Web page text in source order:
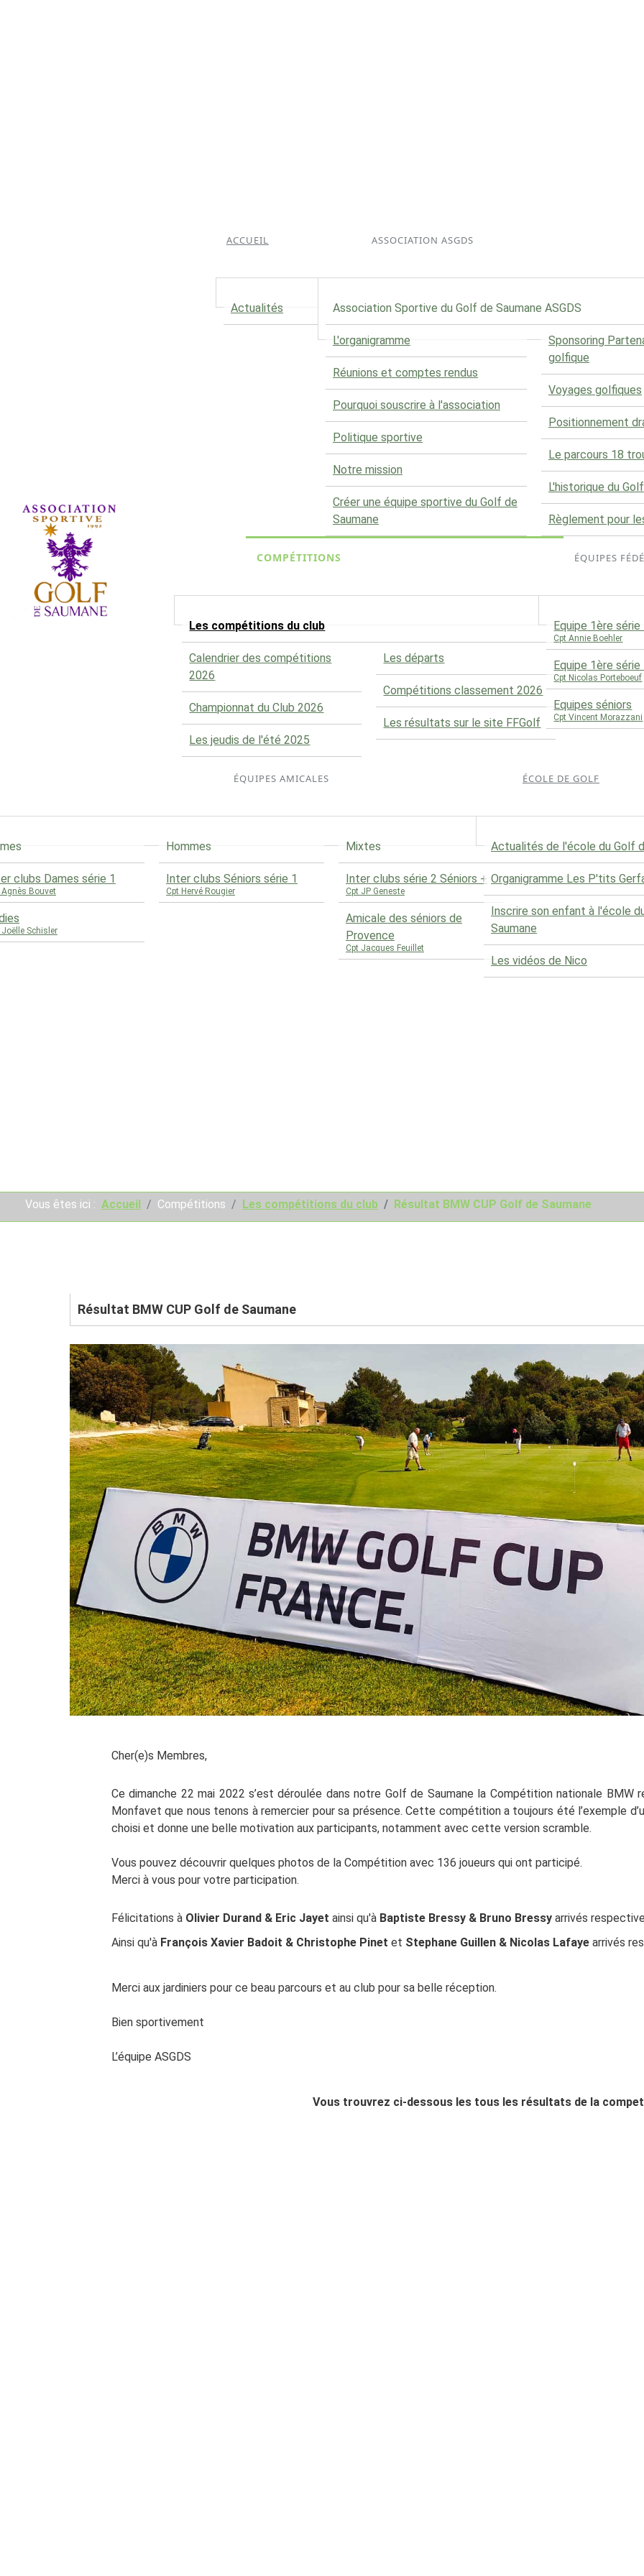
ACCUEIL
Actualités
ASSOCIATION ASGDS
Association Sportive du Golf de Saumane ASGDS
L'organigramme
Réunions et comptes rendus
Pourquoi souscrire à l'association
Politique sportive
Notre mission
Créer une équipe sportive du Golf de
Saumane
Sponsoring
golfique
Voyages golfiques
Positionnement
Le parcours 18
L'historique du Golf
Règlement pour
COMPÉTITIONS
Les compétitions du club
Calendrier des compétitions
2026
Championnat du Club 2026
Les jeudis de l'été 2025
Les départs
Compétitions classement 2026
Les résultats sur le site FFGolf
ÉQUIPES
Equipe 1ère série
Cpt Annie Boehler
Equipe 1ère série
Cpt Nicolas Porteboeuf
Equipes séniors
Cpt Vincent Morazzani
ÉQUIPES AMICALES
clubs Dames série 1
Agnès Bouvet
Joëlle Schisler
Hommes
Inter clubs Séniors série 1
Cpt Hervé Rougier
Mixtes
Inter clubs série 2 Séniors +
Cpt JP Geneste
Amicale des séniors de
Provence
Cpt Jacques Feuillet
ÉCOLE DE GOLF
Actualités de l'école du Golf
Organigramme Les P'tits
Inscrire son enfant à l'école
Saumane
Les vidéos de Nico
Vous êtes ici : Accueil Compétitions Les compétitions du club Résultat BMW CUP Golf de Saumane
Résultat BMW CUP Golf de Saumane
Cher(e)s Membres,
Ce dimanche 22 mai 2022 s’est déroulée dans notre Golf de Saumane la Compétition nationale BMW
Monfavet que nous tenons à remercier pour sa présence. Cette compétition a toujours été l’exemple
choisi et donne une belle motivation aux participants, notamment avec cette version scramble.
Vous pouvez découvrir quelques photos de la Compétition avec 136 joueurs qui ont participé.
Merci à vous pour votre participation.
Félicitations à Olivier Durand & Eric Jayet ainsi qu'à Baptiste Bressy & Bruno Bressyarrivés
Ainsi qu'à François Xavier Badoit & Christophe Pinet et Stephane Guillen & Nicolas Lafayearrivés
Merci aux jardiniers pour ce beau parcours et au club pour sa belle réception.
Bien sportivement
L’équipe ASGDS
Vous trouvrez ci-dessous les tous les résultats de la